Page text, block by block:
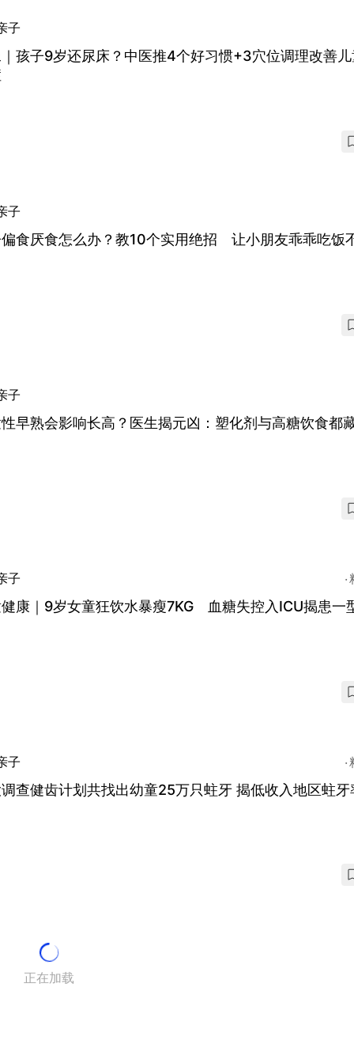
子
孩子9岁还尿床？中医推4个好习惯+3穴位调理改善儿
子
食厌食怎么办？教10个实用绝招 让小朋友乖乖吃饭
子
早熟会影响长高？医生揭元凶：塑化剂与高糖饮食都
子
康｜9岁女童狂饮水暴瘦7KG 血糖失控入ICU揭患一
子
查健齿计划共找出幼童25万只蛀牙 揭低收入地区蛀牙
正在加载